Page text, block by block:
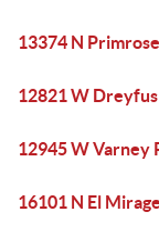
13374 N
12821 W
12945 W Varney
16101 N El